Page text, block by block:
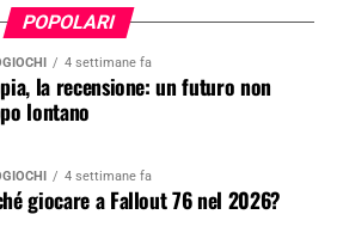
POPOLARI
4 settimane fa
la recensione: un futuro non
lontano
4 settimane fa
giocare a Fallout 76 nel 2026?